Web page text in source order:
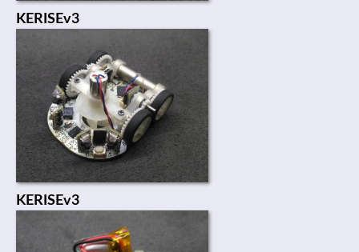
KERISEv3
KERISEv3